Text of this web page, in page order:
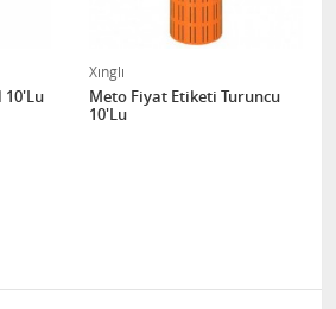
10'Lu
Xınglı
Meto Fiyat Etiketi Turuncu
10'Lu